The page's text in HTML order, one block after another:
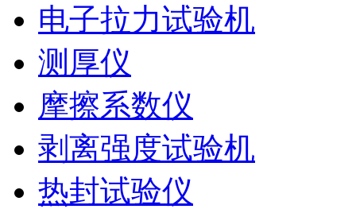
电子拉力试验机
测厚仪
摩擦系数仪
剥离强度试验机
热封试验仪